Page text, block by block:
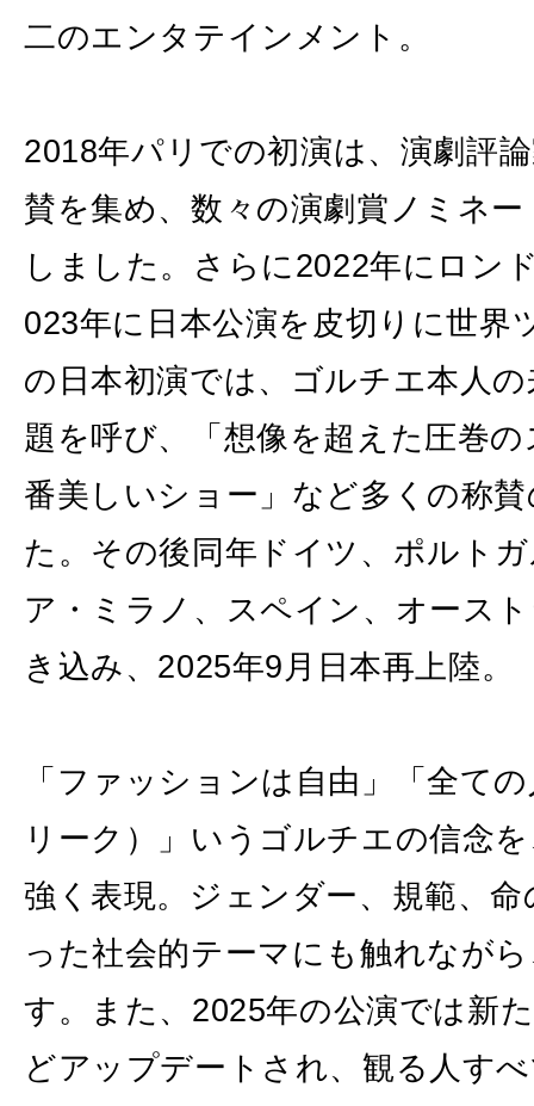
二のエンタテインメント。
2018年パリでの初演は、演劇評
賛を集め、数々の演劇賞ノミネ
しました。さらに2022年にロン
023年に日本公演を皮切りに世界
の日本初演では、ゴルチエ本人
題を呼び、「想像を超えた圧巻
番美しいショー」など多くの称
た。その後同年ドイツ、ポルト
ア・ミラノ、スペイン、オース
き込み、2025年9月日本再上陸。
「ファッションは自由」「全て
リーク）」いうゴルチエの信念
強く表現。ジェンダー、規範、
った社会的テーマにも触れなが
す。また、2025年の公演では新
どアップデートされ、観る人す